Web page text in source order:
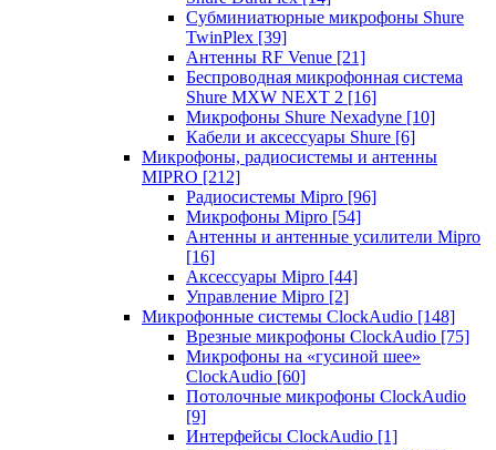
Субминиатюрные микрофоны Shure
TwinPlex [39]
Антенны RF Venue [21]
Беспроводная микрофонная система
Shure MXW NEXT 2 [16]
Микрофоны Shure Nexadyne [10]
Кабели и аксессуары Shure [6]
Микрофоны, радиосистемы и антенны
MIPRO [212]
Радиосистемы Mipro [96]
Микрофоны Mipro [54]
Антенны и антенные усилители Mipro
[16]
Аксессуары Mipro [44]
Управление Mipro [2]
Микрофонные системы ClockAudio [148]
Врезные микрофоны ClockAudio [75]
Микрофоны на «гусиной шее»
ClockAudio [60]
Потолочные микрофоны ClockAudio
[9]
Интерфейсы ClockAudio [1]